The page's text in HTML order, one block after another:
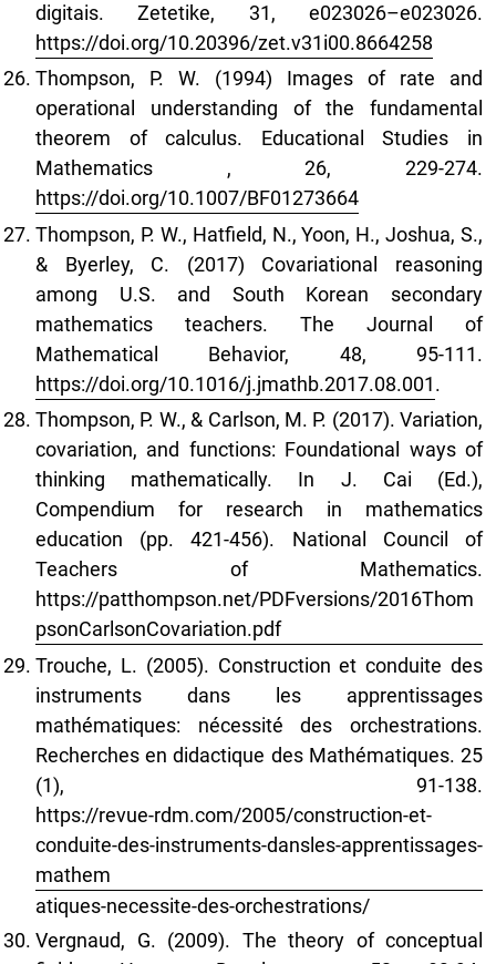
digitais. Zetetike, 31, e023026–e023026.
https://doi.org/10.20396/zet.v31i00.8664258
Thompson, P. W. (1994) Images of rate and
operational understanding of the fundamental
theorem of calculus. Educational Studies in
Mathematics , 26, 229-274.
https://doi.org/10.1007/BF01273664
Thompson, P. W., Hatfield, N., Yoon, H., Joshua, S.,
& Byerley, C. (2017) Covariational reasoning
among U.S. and South Korean secondary
mathematics teachers. The Journal of
Mathematical Behavior, 48, 95-111.
https://doi.org/10.1016/j.jmathb.2017.08.001.
Thompson, P. W., & Carlson, M. P. (2017). Variation,
covariation, and functions: Foundational ways of
thinking mathematically. In J. Cai (Ed.),
Compendium for research in mathematics
education (pp. 421-456). National Council of
Teachers of Mathematics.
https://patthompson.net/PDFversions/2016Thom
psonCarlsonCovariation.pdf
Trouche, L. (2005). Construction et conduite des
instruments dans les apprentissages
mathématiques: nécessité des orchestrations.
Recherches en didactique des Mathématiques. 25
(1), 91-138.
https://revue-rdm.com/2005/construction-et-
conduite-des-instruments-dansles-apprentissages-
mathem
atiques-necessite-des-orchestrations/
Vergnaud, G. (2009). The theory of conceptual